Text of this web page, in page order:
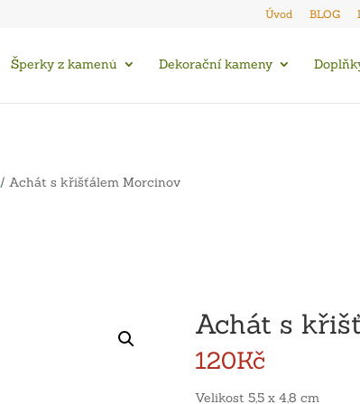
Úvod BLOG
Šperky z kamenů Dekorační kameny
/ Achát s křišťálem Morcinov
Achát s
120Kč
Velikost 5,5 x 4,8 cm